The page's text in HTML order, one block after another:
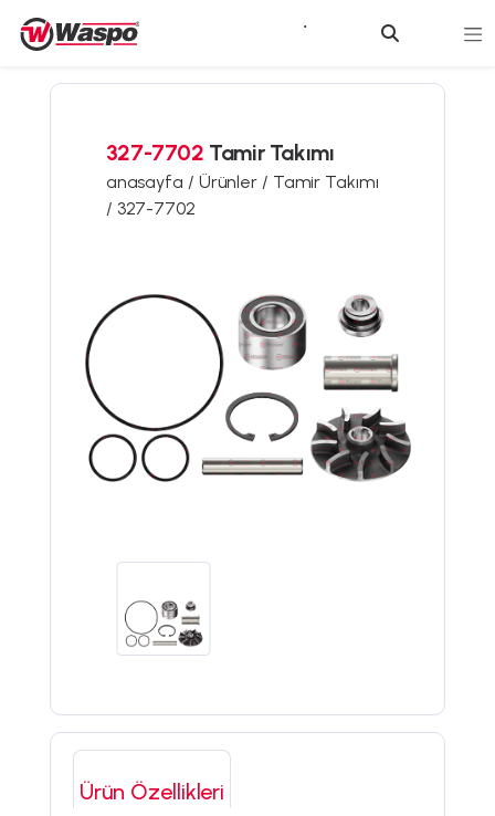
327-7702 Tamir Takımı
anasayfa / Ürünler / Tamir Takımı
/ 327-7702
Ürün Özellikleri